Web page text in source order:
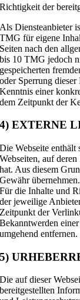
Richtigkeit der
Als Diensteanbieter
TMG für eigene
Seiten nach den
bis 10 TMG jedoch
gespeicherten
oder Sperrung
Kenntnis einer
dem Zeitpunkt der
4) EXTERNE
Die Webseite enthält
Webseiten, auf
hat. Aus diesem
Gewähr übernehmen.
Für die Inhalte und
der jeweilige
Zeitpunkt der
Bekanntwerden
umgehend entfernen.
5)
Die auf dieser
bereitgestellten